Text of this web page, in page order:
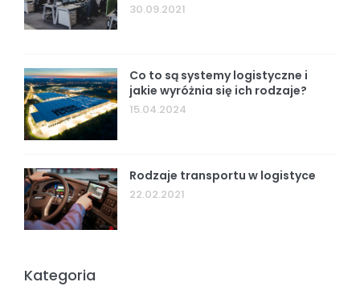
30.09.2021
Co to są systemy logistyczne i
jakie wyróżnia się ich rodzaje?
15.04.2024
Rodzaje transportu w logistyce
22.02.2021
Kategoria